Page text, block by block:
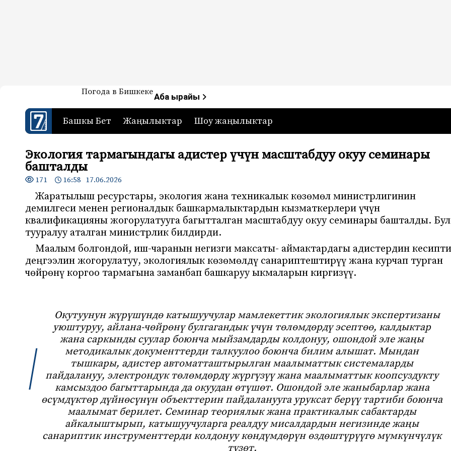
7-канал. Жаңылыктар — Кыргызстан
Жаңылыктар — Кыргызстан
Погода в БишкекеАба ырайы
Башкы Бет Жаңылыктар Шоу жаңылыктар
Экология тармагындагы адистер үчүн масштабдуу окуу семинары
башталды
171 16:58 17.06.2026
Жаратылыш ресурстары, экология жана техникалык көзөмөл министрлигинин
демилгеси менен регионалдык башкармалыктардын кызматкерлери үчүн
квалификацияны жогорулатууга багытталган масштабдуу окуу семинары башталды. Бул
тууралуу аталган министрлик билдирди.
Маалым болгондой, иш-чаранын негизги максаты- аймактардагы адистердин
деңгээлин жогорулатуу, экологиялык көзөмөлдү санариптештирүү жана курчап турган
чөйрөнү коргоо тармагына заманбап башкаруу ыкмаларын киргизүү.
Окутуунун жүрүшүндө катышуучулар мамлекеттик экологиялык экспертизаны
уюштуруу, айлана-чөйрөнү булгагандык үчүн төлөмдөрдү эсептөө, калдыктар
жана саркынды суулар боюнча мыйзамдарды колдонуу, ошондой эле жаңы
методикалык документтерди талкуулоо боюнча билим алышат. Мындан
тышкары, адистер автоматташтырылган маалыматтык системаларды
пайдалануу, электрондук төлөмдөрдү жүргүзүү жана маалыматтык коопсуздукту
камсыздоо багыттарында да окуудан өтүшөт. Ошондой эле жаныбарлар жана
өсүмдүктөр дүйнөсүнүн объекттерин пайдаланууга уруксат берүү тартиби боюнча
маалымат берилет. Семинар теориялык жана практикалык сабактарды
айкалыштырып, катышуучуларга реалдуу мисалдардын негизинде жаңы
санариптик инструменттерди колдонуу көндүмдөрүн өздөштүрүүгө мүмкүнчүлүк
түзөт.